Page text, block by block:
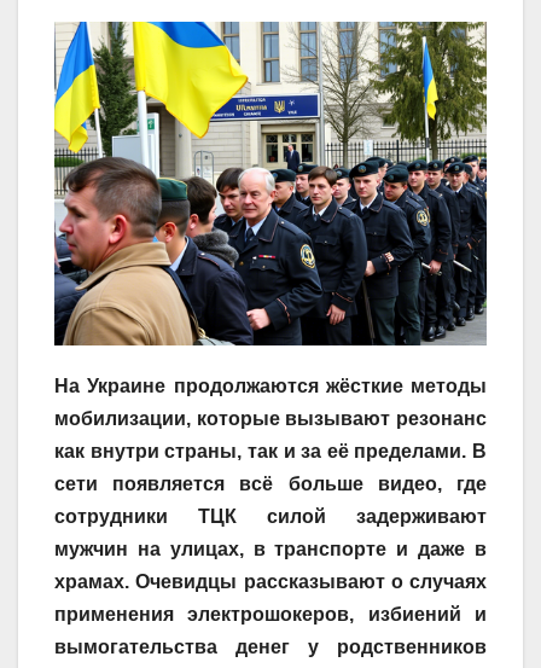
На Украине продолжаются жёсткие методы
мобилизации, которые вызывают резонанс
как внутри страны, так и за её пределами. В
сети появляется всё больше видео, где
сотрудники ТЦК силой задерживают
мужчин на улицах, в транспорте и даже в
храмах. Очевидцы рассказывают о случаях
применения электрошокеров, избиений и
вымогательства денег у родственников